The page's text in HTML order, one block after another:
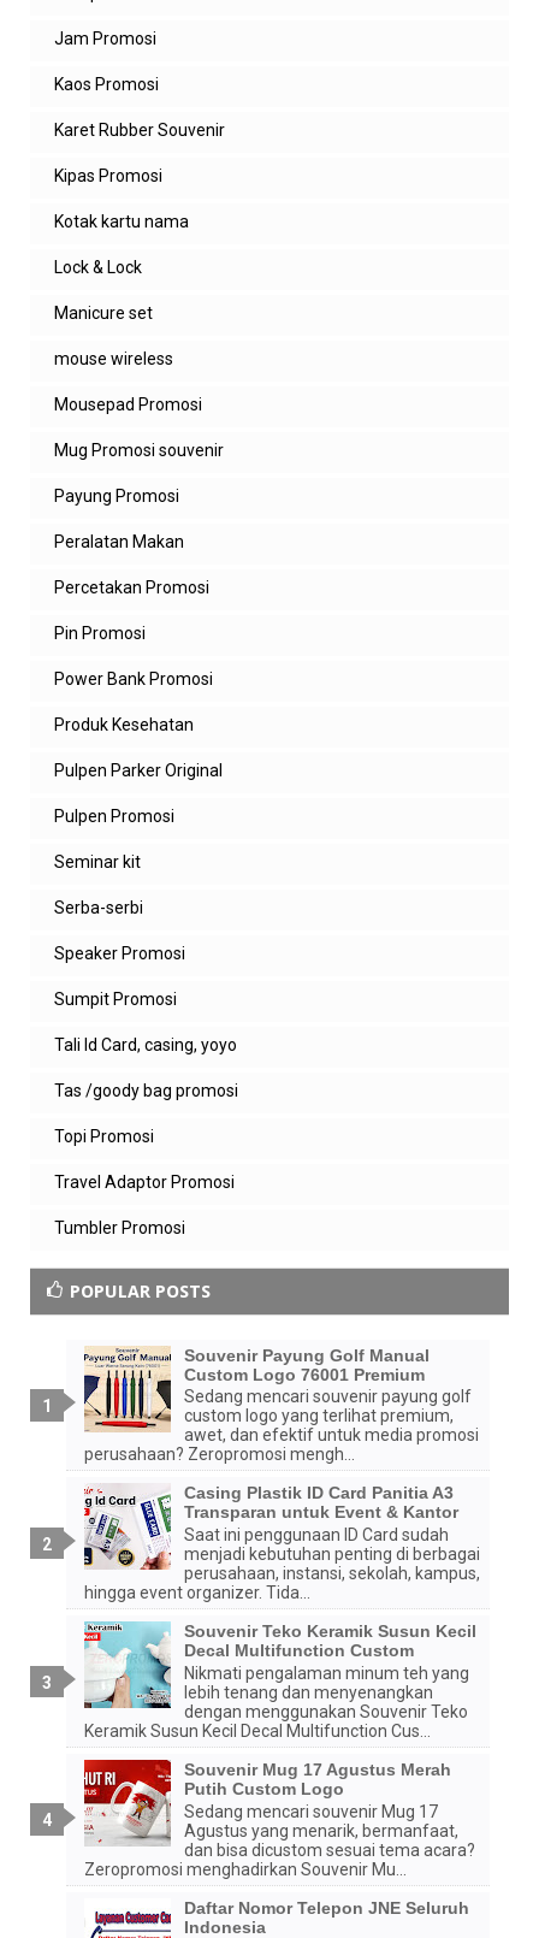
Jam Promosi
Kaos Promosi
Karet Rubber Souvenir
Kipas Promosi
Kotak kartu nama
Lock & Lock
Manicure set
mouse wireless
Mousepad Promosi
Mug Promosi souvenir
Payung Promosi
Peralatan Makan
Percetakan Promosi
Pin Promosi
Power Bank Promosi
Produk Kesehatan
Pulpen Parker Original
Pulpen Promosi
Seminar kit
Serba-serbi
Speaker Promosi
Sumpit Promosi
Tali Id Card, casing, yoyo
Tas /goody bag promosi
Topi Promosi
Travel Adaptor Promosi
Tumbler Promosi
POPULAR POSTS
Souvenir Payung Golf Manual
Custom Logo 76001 Premium
Sedang mencari souvenir payung golf
custom logo yang terlihat premium,
awet, dan efektif untuk media promosi
perusahaan? Zeropromosi mengh...
Casing Plastik ID Card Panitia A3
Transparan untuk Event & Kantor
Saat ini penggunaan ID Card sudah
menjadi kebutuhan penting di berbagai
perusahaan, instansi, sekolah, kampus,
hingga event organizer. Tida...
Souvenir Teko Keramik Susun Kecil
Decal Multifunction Custom
Nikmati pengalaman minum teh yang
lebih tenang dan menyenangkan
dengan menggunakan Souvenir Teko
Keramik Susun Kecil Decal Multifunction Cus...
Souvenir Mug 17 Agustus Merah
Putih Custom Logo
Sedang mencari souvenir Mug 17
Agustus yang menarik, bermanfaat,
dan bisa dicustom sesuai tema acara?
Zeropromosi menghadirkan Souvenir Mu...
Daftar Nomor Telepon JNE Seluruh
Indonesia